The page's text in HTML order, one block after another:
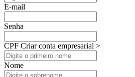
E-mail
Senha
CPF Criar conta empresarial >
Nome